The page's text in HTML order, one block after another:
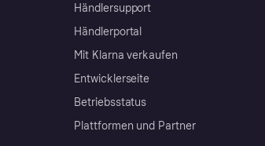
Händlersupport
Händlerportal
Mit Klarna verkaufen
Entwicklerseite
Betriebsstatus
Plattformen und Partner